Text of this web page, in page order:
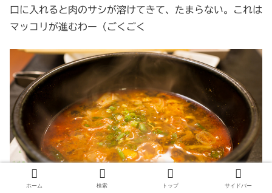
口に入れると肉のサシが溶けてきて、たまらない。これは
マッコリが進むわー（ごくごく
ホーム 検索 トップ サイドバー